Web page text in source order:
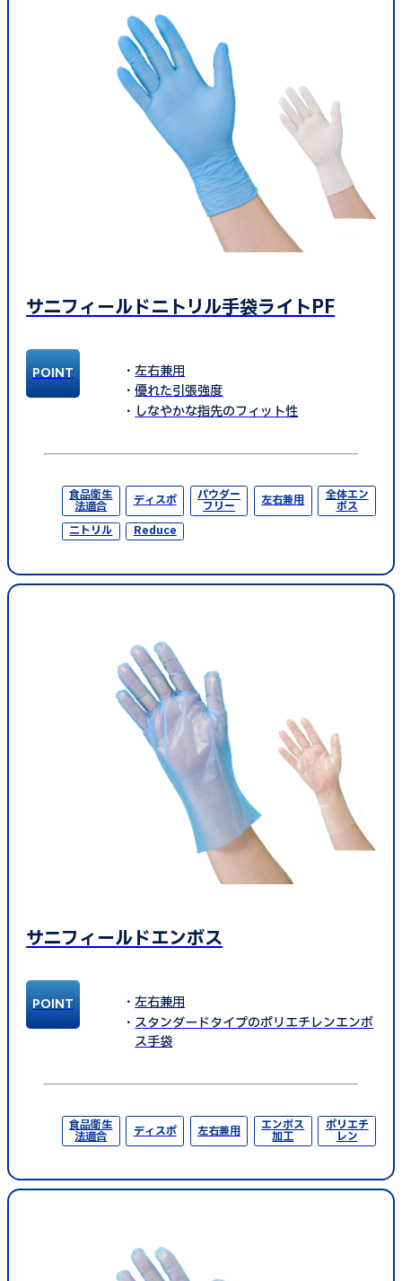
サニフィールドニトリル手袋ライトPF
左右兼用
優れた引張強度
しなやかな指先のフィット性
食品衛生
法適合 ディスポ パウダー
フリー 左右兼用 全体エン
ボス
ニトリル
Reduce
サニフィールドエンボス
左右兼用
スタンダードタイプのポリエチレンエンボ
ス手袋
食品衛生
法適合 ディスポ 左右兼用 エンボス
加工
ポリエチ
レン